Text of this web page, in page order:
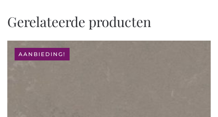
Gerelateerde producten
AANBIEDING!